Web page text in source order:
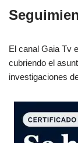
El canal Gaia Tv
cubriendo el
investigaciones